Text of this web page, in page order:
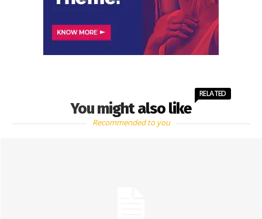
You might also like
RELATED
Recommended to you